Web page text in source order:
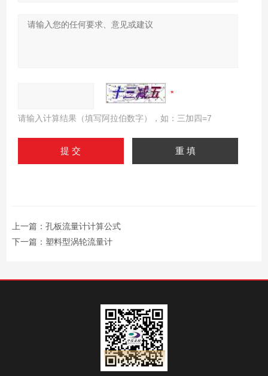
请输入计算结果（填写阿拉伯数字），如：三加四=7
上一篇： 孔板流量计计算公式
下一篇： 塑料型涡轮流量计